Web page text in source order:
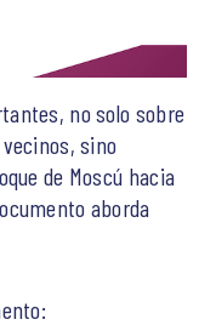
no solo sobre
sino
de Moscú hacia
aborda